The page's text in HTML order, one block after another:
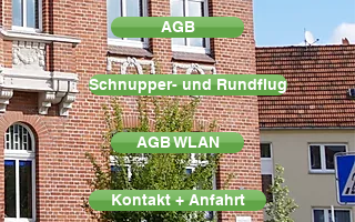
AGB
AGB WLAN
Kontakt + Anfahrt
Schnupper- und Rundflug